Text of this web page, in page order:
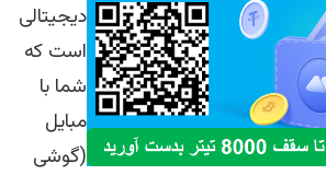
دیجیتالی
است که
شما با
مبایل
(گوشی